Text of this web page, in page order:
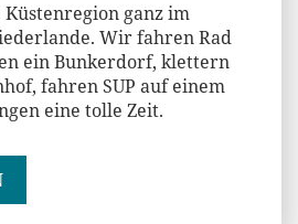
ganz im
Wir fahren Rad
ein Bunkerdorf, klettern
fahren SUP auf einem
eine tolle Zeit.